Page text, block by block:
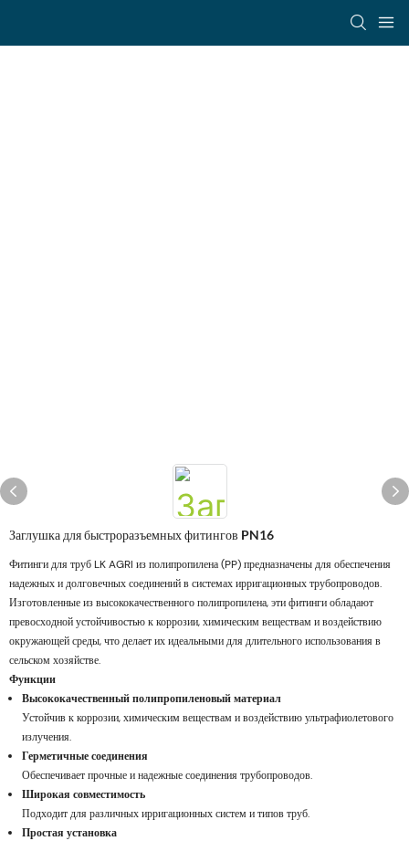
Заглушка для быстроразъемных фитингов PN16
Фитинги для труб LK AGRI из полипропилена (PP) предназначены для обеспечения
надежных и долговечных соединений в системах ирригационных трубопроводов.
Изготовленные из высококачественного полипропилена, эти фитинги обладают
превосходной устойчивостью к коррозии, химическим веществам и воздействию
окружающей среды, что делает их идеальными для длительного использования в
сельском хозяйстве.
Функции
Высококачественный полипропиленовый материал
Устойчив к коррозии, химическим веществам и воздействию ультрафиолетового
излучения.
Герметичные соединения
Обеспечивает прочные и надежные соединения трубопроводов.
Широкая совместимость
Подходит для различных ирригационных систем и типов труб.
Простая установка